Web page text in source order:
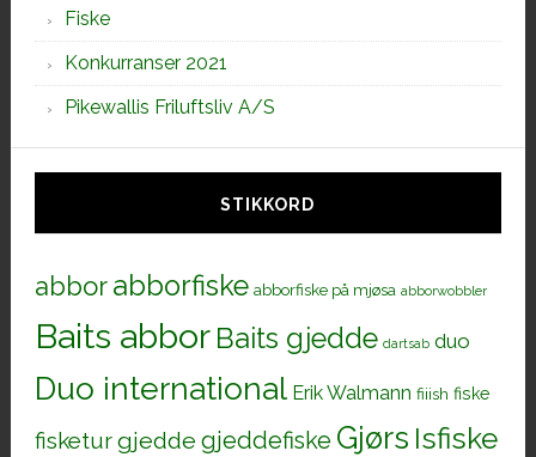
Fiske
Konkurranser 2021
Pikewallis Friluftsliv A/S
STIKKORD
abborabborfiske abborfiske på mjøsa abborwobbler
Baits abbor Baits gjedde dartsab duo
Duo international Erik Walmann fiiish fiske
fisketurgjedde gjeddefiske Gjørs Isfiske